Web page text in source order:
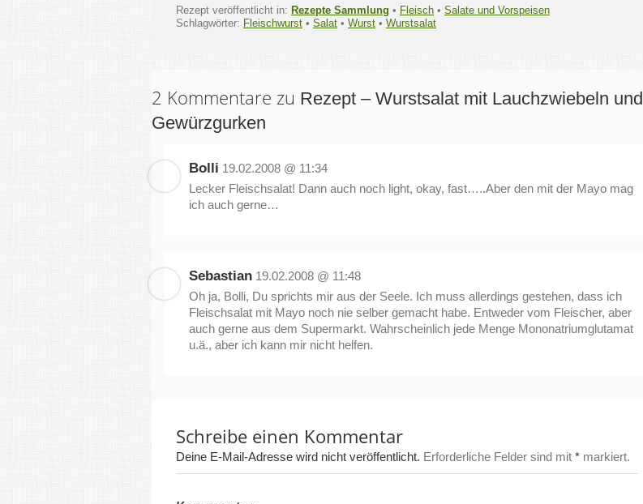
Rezept veröffentlicht in: Rezepte Sammlung • Fleisch • Salate und Vorspeisen
Schlagwörter: Fleischwurst • Salat • Wurst • Wurstsalat
2 Kommentare zu Rezept – Wurstsalat mit Lauchzwiebeln und
Gewürzgurken
Bolli 19.02.2008 @ 11:34
Lecker Fleischsalat! Dann auch noch light, okay, fast…..Aber den mit der Mayo mag
ich auch gerne…
Sebastian 19.02.2008 @ 11:48
Oh ja, Bolli, Du sprichts mir aus der Seele. Ich muss allerdings gestehen, dass ich
Fleischsalat mit Mayo noch nie selber gemacht habe. Entweder vom Fleischer, aber
auch gerne aus dem Supermarkt. Wahrscheinlich jede Menge Mononatriumglutamat
u.ä., aber ich kann mir nicht helfen.
Schreibe einen Kommentar
Deine E-Mail-Adresse wird nicht veröffentlicht. Erforderliche Felder sind mit * markiert.